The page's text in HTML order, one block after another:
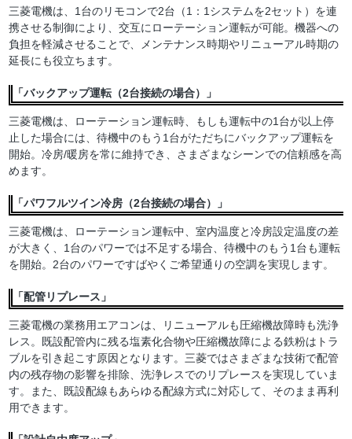
三菱電機は、1台のリモコンで2台（1：1システムを2セット）を連
携させる制御により、交互にローテーション運転が可能。機器への
負担を軽減させることで、メンテナンス時期やリニューアル時期の
延長にも役立ちます。
「バックアップ運転（2台接続の場合）」
三菱電機は、ローテーション運転時、もしも運転中の1台が以上停
止した場合には、待機中のもう1台がただちにバックアップ運転を
開始。冷房/暖房を常に維持でき、さまざまなシーンでの信頼感を高
めます。
「パワフルツイン冷房（2台接続の場合）」
三菱電機は、ローテーション運転中、室内温度と冷房設定温度の差
が大きく、1台のパワーでは不足する場合、待機中のもう1台も運転
を開始。2台のパワーですばやくご希望通りの空調を実現します。
「配管リプレース」
三菱電機の業務用エアコンは、リニューアルも圧縮機故障時も洗浄
レス。既設配管内に残る塩素化合物や圧縮機故障による鉄粉はトラ
ブルを引き起こす原因となります。三菱ではさまざまな技術で配管
内の残存物の影響を排除、洗浄レスでのリプレースを実現していま
す。また、既設配線もあらゆる配線方式に対応して、そのまま再利
用できます。